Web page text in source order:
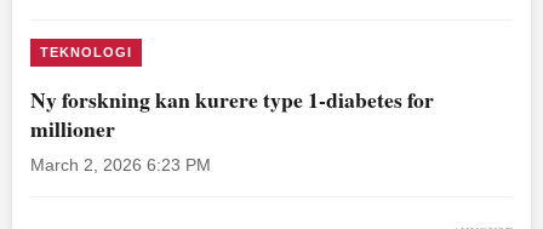
TEKNOLOGI
Ny forskning kan kurere type 1-diabetes for
millioner
March 2, 2026 6:23 PM